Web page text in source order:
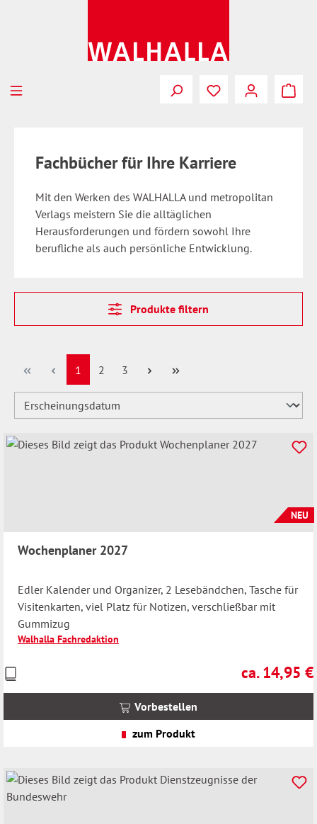
Fachbücher für Ihre Karriere
Mit den Werken des WALHALLA und metropolitan
Verlags meistern Sie die alltäglichen
Herausforderungen und fördern sowohl Ihre
berufliche als auch persönliche Entwicklung.
Produkte filtern
Seite
1 Seite
2 Seite
3
NEU
Wochenplaner 2027
Edler Kalender und Organizer, 2 Lesebändchen, Tasche für
Visitenkarten, viel Platz für Notizen, verschließbar mit
Gummizug
Walhalla Fachredaktion
Regulärer
ca. 14,95 €
Preise
inkl.
Vorbestellen
zum Produkt